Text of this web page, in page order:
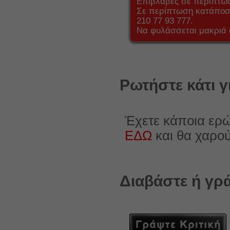
Σε περίπτωση
210 77 93 777.
Να φυλάσσεται μακριά
Ρωτήστε κάτι
Έχετε κάποια
ΕΔΩ και θα
Διαβάστε ή